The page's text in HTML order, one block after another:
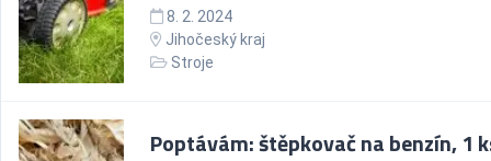
8. 2. 2024
Jihočeský kraj
Stroje
Poptávám: štěpkovač na benzín, 1